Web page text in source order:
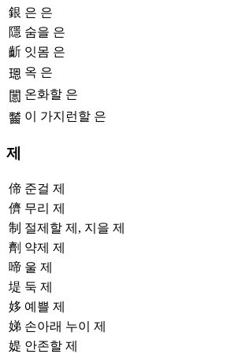
銀 은 은
隱 숨을 은
齗 잇몸 은
𤨒 옥 은
𨶡 온화할 은
𪙤 이 가지런할 은
제
偙 준걸 제
儕 무리 제
制 절제할 제, 지을 제
劑 약제 제
啼 울 제
堤 둑 제
姼 예쁠 제
娣 손아래 누이 제
媞 안존할 제